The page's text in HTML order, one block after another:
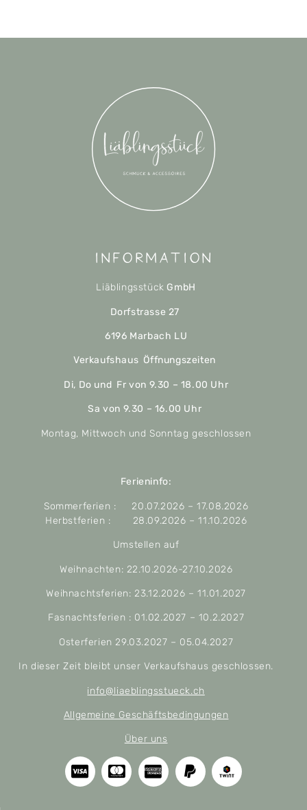
Information
Liäblingsstück GmbH
Dorfstrasse 27
6196 Marbach LU
Verkaufshaus Öffnungszeiten
Di, Do und Fr von 9.30 – 18.00 Uhr
Sa von 9.30 – 16.00 Uhr
Montag, Mittwoch und Sonntag geschlossen
Ferieninfo:
Sommerferien : 20.07.2026 – 17.08.2026
Herbstferien : 28.09.2026 – 11.10.2026
Umstellen auf
Weihnachten: 22.10.2026-27.10.2026
Weihnachtsferien: 23.12.2026 – 11.01.2027
Fasnachtsferien : 01.02.2027 – 10.2.2027
Osterferien 29.03.2027 – 05.04.2027
In dieser Zeit bleibt unser Verkaufshaus geschlossen.
info@liaeblingsstueck.ch
Allgemeine Geschäftsbedingungen
Über uns